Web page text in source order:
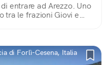
entrare ad Arezzo. Uno
tra le frazioni Giovi e
di Forlì-Cesena, Italia